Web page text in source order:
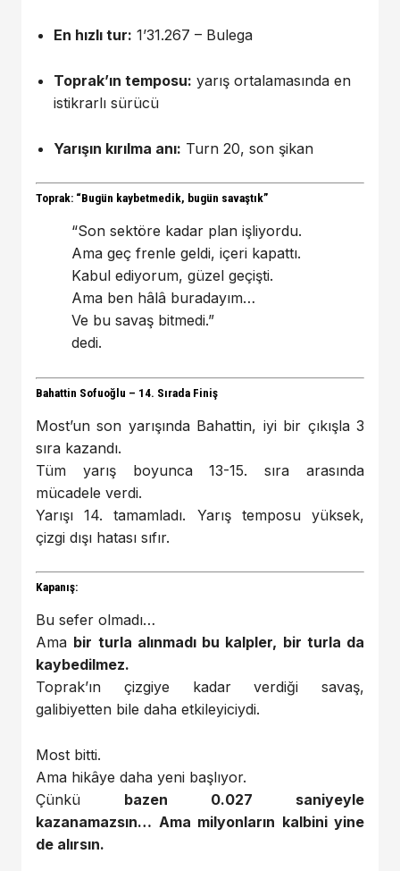
En hızlı tur: 1’31.267 – Bulega
Toprak’ın temposu: yarış ortalamasında en
istikrarlı sürücü
Yarışın kırılma anı: Turn 20, son şikan
Toprak: “Bugün kaybetmedik, bugün savaştık”
“Son sektöre kadar plan işliyordu.
Ama geç frenle geldi, içeri kapattı.
Kabul ediyorum, güzel geçişti.
Ama ben hâlâ buradayım…
Ve bu savaş bitmedi.”
dedi.
Bahattin Sofuoğlu – 14. Sırada Finiş
Most’un son yarışında Bahattin, iyi bir çıkışla 3
sıra kazandı.
Tüm yarış boyunca 13-15. sıra arasında
mücadele verdi.
Yarışı 14. tamamladı. Yarış temposu yüksek,
çizgi dışı hatası sıfır.
Kapanış:
Bu sefer olmadı…
Ama bir turla alınmadı bu kalpler, bir turla da
kaybedilmez.
Toprak’ın çizgiye kadar verdiği savaş,
galibiyetten bile daha etkileyiciydi.
Most bitti.
Ama hikâye daha yeni başlıyor.
Çünkü bazen 0.027 saniyeyle
kazanamazsın… Ama milyonların kalbini yine
de alırsın.